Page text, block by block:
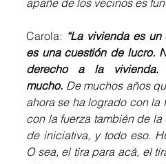
apañe de los vecinos es
Carola: “La vivienda es
es una cuestión de lucro.
derecho a la
mucho. De muchos años
ahora se ha logrado con la
con la fuerza también de
de iniciativa, y todo eso.
O sea, el tira para acá, el